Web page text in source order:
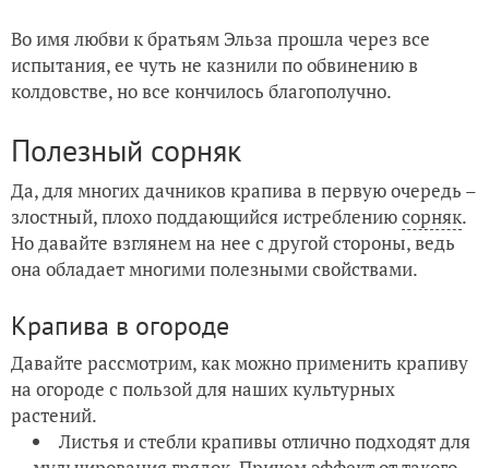
Во имя любви к братьям Эльза прошла через все
испытания, ее чуть не казнили по обвинению в
колдовстве, но все кончилось благополучно.
Полезный сорняк
Да, для многих дачников крапива в первую очередь –
злостный, плохо поддающийся истреблениюсорняк.
Но давайте взглянем на нее с другой стороны, ведь
она обладает многими полезными свойствами.
Крапива в огороде
Давайте рассмотрим, как можно применить крапиву
на огороде с пользой для наших культурных
растений.
Листья и стебли крапивы отлично подходят для